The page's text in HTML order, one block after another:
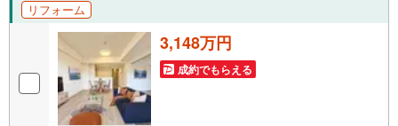
リフォーム
3,148万円
成約でもらえる